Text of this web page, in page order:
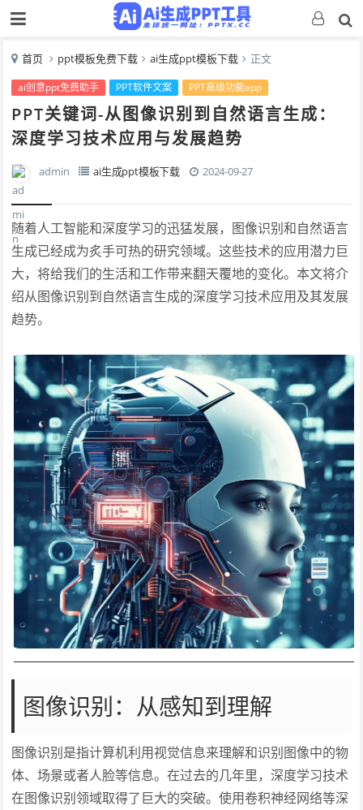
首页 ppt模板免费下载 ai生成ppt模板下载 正文
ai创意ppt免费助手 PPT软件文案 PPT高级功能app
PPT关键词-从图像识别到自然语言生成：
深度学习技术应用与发展趋势
admin ai生成ppt模板下载 2024-09-27
随着人工智能和深度学习的迅猛发展，图像识别和自然语言
生成已经成为炙手可热的研究领域。这些技术的应用潜力巨
大，将给我们的生活和工作带来翻天覆地的变化。本文将介
绍从图像识别到自然语言生成的深度学习技术应用及其发展
趋势。
图像识别：从感知到理解
图像识别是指计算机利用视觉信息来理解和识别图像中的物
体、场景或者人脸等信息。在过去的几年里，深度学习技术
在图像识别领域取得了巨大的突破。使用卷积神经网络等深